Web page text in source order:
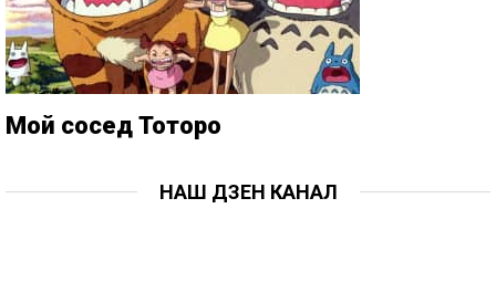
Мой сосед Тоторо
НАШ ДЗЕН КАНАЛ